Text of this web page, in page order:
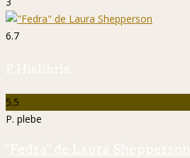
6.7
P. Hislibris
5.5
P. plebe
"Fedra" de Laura Shepperson